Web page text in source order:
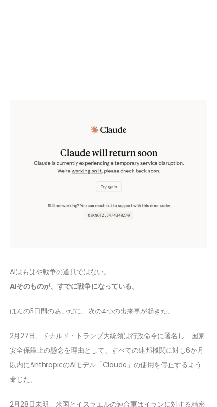
AIはもはや戦争の道具ではない。
AIそのものが、すでに戦争になっている。
ほんの5日間のあいだに、次の4つの出来事が起きた。
2月27日、ドナルド・トランプ大統領は行政命令に署名し、国家
安全保障上の懸念を理由として、すべての連邦機関に対し6か月
以内にAnthropicのAIモデル「Claude」の使用を停止するよう
命じた。
2月28日未明、米国とイスラエルの連合軍はイランに対する精密